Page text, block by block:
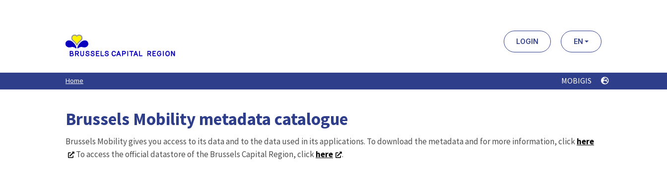
LOGIN EN
Home MOBIGIS
Brussels Mobility metadata catalogue
Brussels Mobility gives you access to its data and to the data used in its applications. To download the metadata and for more information, clickhere
To access the official datastore of the Brussels Capital Region, clickhere .